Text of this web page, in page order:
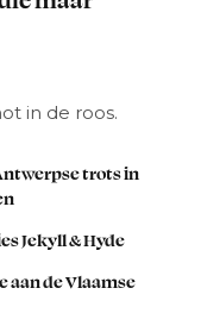
in de roos.
trots in
Jekyll & Hyde
aan de Vlaamse